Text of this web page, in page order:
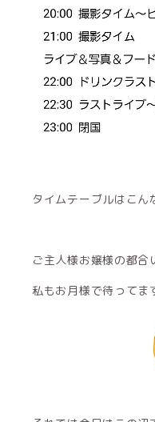
タイムテーブルはこん
ご主人様お嬢様の都合
私もお月様で待ってま